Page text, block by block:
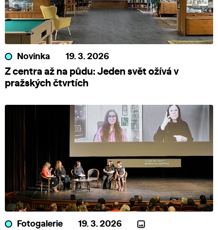
Novinka 19. 3. 2026
Z centra až na půdu: Jeden svět ožívá v
pražských čtvrtích
Fotogalerie 19. 3. 2026